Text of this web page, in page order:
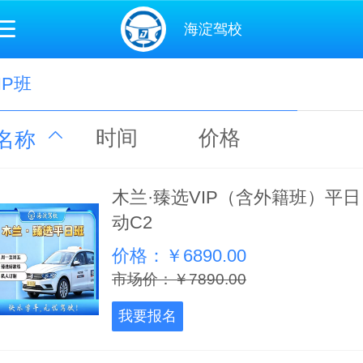
海淀驾校
班
称 时间 价格
木兰·臻选VIP（含外籍班）平
动C2
价格：￥6890.00
市场价：￥7890.00
我要报名